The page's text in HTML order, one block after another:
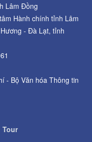
Lâm Đồng
Hành chính tỉnh Lâm
- Đà Lạt, tỉnh
- Bộ Văn hóa Thông tin
Tour